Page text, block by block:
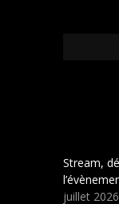
Stream,
juillet 2026